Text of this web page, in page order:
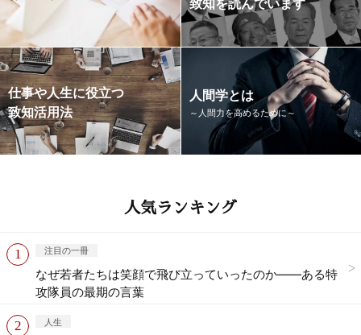
仕事や人生に役立つ
致知活用法
人間学とは
～人間力を高めるために～
人気ランキング
注目の一冊
なぜ若者たちは笑顔で飛び立っていったのか——ある特
攻隊員の最期の言葉
人生